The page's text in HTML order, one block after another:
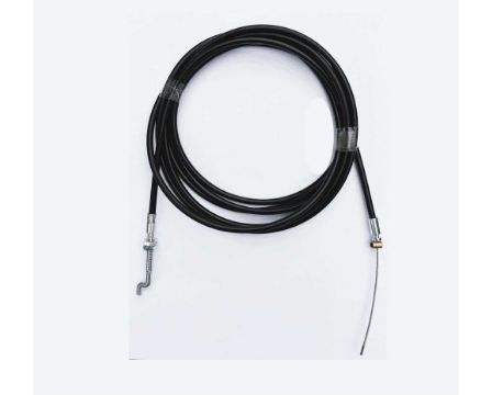
AGGIUNGI AL CARRELLO
/